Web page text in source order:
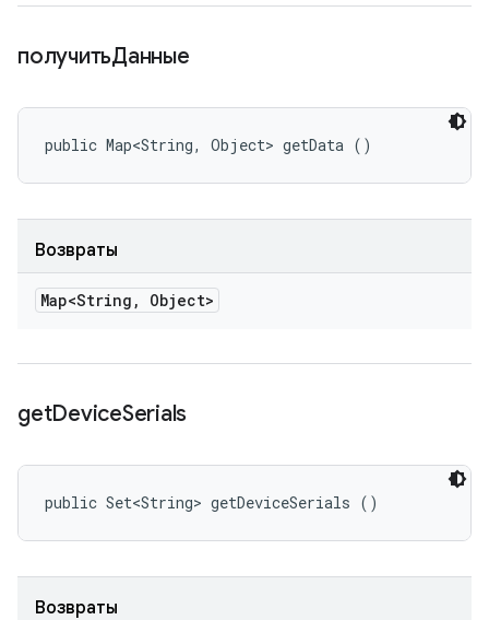
получитьДанные
public Map<String, Object> getData ()
Возвраты
Map<String , Object>
getDeviceSerials
public Set<String> getDeviceSerials ()
Возвраты